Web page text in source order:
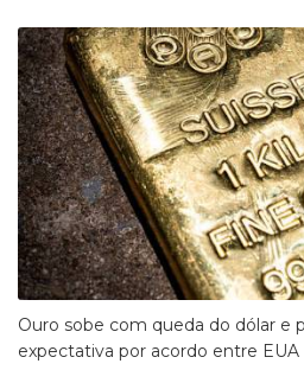
Ouro sobe com queda do dólar e
expectativa por acordo entre EUA